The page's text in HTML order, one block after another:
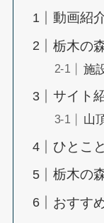
動画紹
栃木の
施
サイト
山
ひとこと
栃木の
おすす